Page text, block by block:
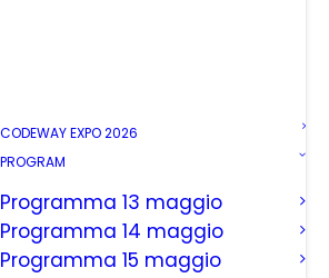
CODEWAY EXPO 2026
PROGRAM
Programma 13 maggio
Programma 14 maggio
Programma 15 maggio